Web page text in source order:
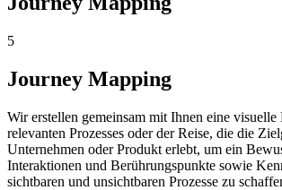
5
Journey Mapping
Wir erstellen gemeinsam mit Ihnen eine visuelle
relevanten Prozesses oder der Reise, die die
Unternehmen oder Produkt erlebt, um ein
Interaktionen und Berührungspunkte sowie
sichtbaren und unsichtbaren Prozesse zu